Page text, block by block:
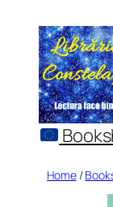
content
Home/